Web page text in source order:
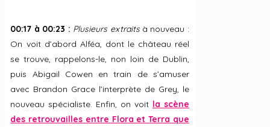
00:17 à 00:23 : Plusieurs extraitsà nouveau :
On voit d’abord Alféa, dont le château réel
se trouve, rappelons-le, non loin de Dublin,
puis Abigail Cowen en train de s’amuser
avec Brandon Grace l’interprète de Grey, le
nouveau spécialiste. Enfin, on voit la scène
des retrouvailles entre Flora et Terra que